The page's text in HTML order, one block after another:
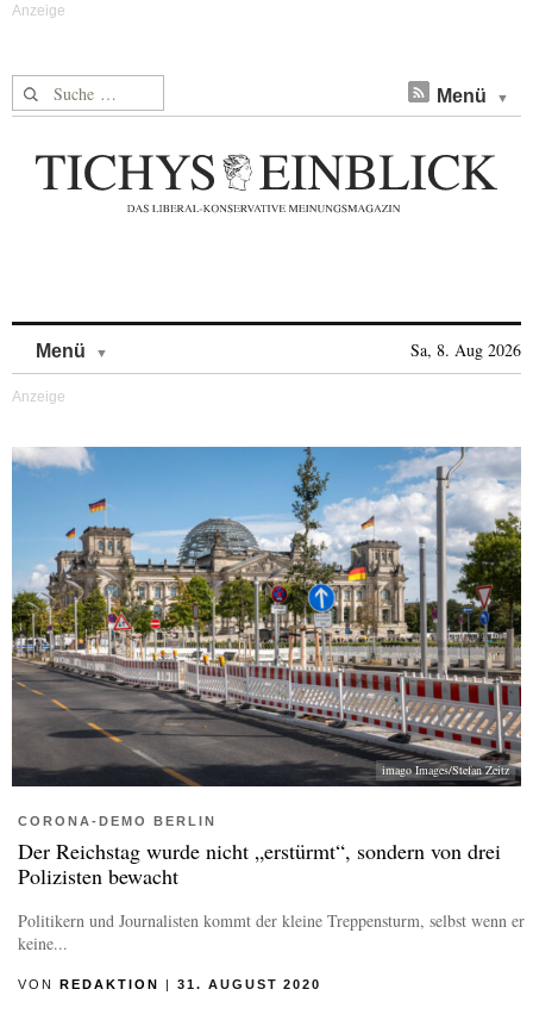
Suche nach: Menü
Menü Sa, 8. Aug 2026
imago Images/Stefan Zeitz
CORONA-DEMO BERLIN
Der Reichstag wurde nicht „erstürmt“, sondern von drei
Polizisten bewacht
Politikern und Journalisten kommt der kleine Treppensturm, selbst wenn er
keine...
VON REDAKTION 31. AUGUST 2020